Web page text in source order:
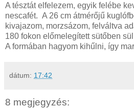
A tésztát elfelezem, egyik felébe
nescafét. A 26 cm átmérőjű
kivajazom, morzsázom, felváltva
180 fokon előmelegített sütőben
A formában hagyom kihűlni, így
dátum: 17:42
8 megjegyzés: